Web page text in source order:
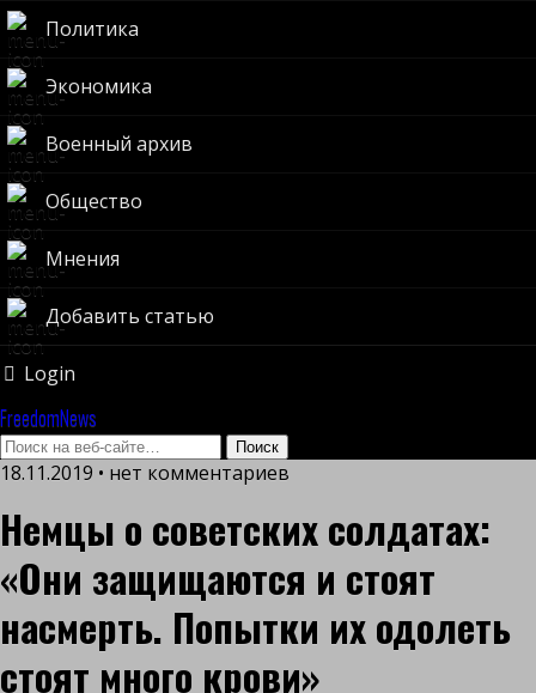
Политика
Экономика
Военный архив
Общество
Мнения
Добавить статью
Login
FreedomNews
18.11.2019 • нет комментариев
Немцы о советских солдатах:
«Они защищаются и стоят
насмерть. Попытки их одолеть
стоят много крови»